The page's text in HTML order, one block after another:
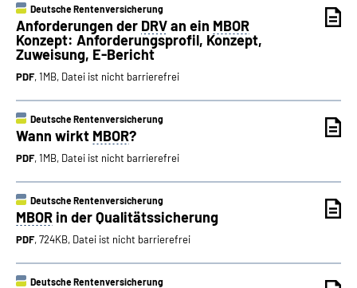
Deutsche Rentenversicherung
Anforderungen der DRVan ein MBOR
Konzept: Anforderungsprofil, Konzept,
Zuweisung, E-Bericht
PDF, 1MB, Datei ist nicht barrierefrei
Deutsche Rentenversicherung
Wann wirkt MBOR?
PDF, 1MB, Datei ist nicht barrierefrei
Deutsche Rentenversicherung
MBOR in der Qualitätssicherung
PDF, 724KB, Datei ist nicht barrierefrei
Deutsche Rentenversicherung